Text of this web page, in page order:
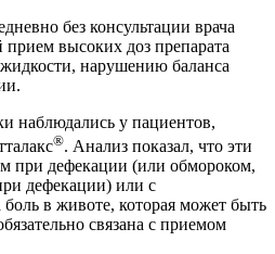
без консультации врача
высоких доз препарата
нарушению баланса
наблюдались у пациентов,
®. Анализ показал, что эти
при дефекации (или обмороком,
дефекации) или с
боль в животе, которая может быть
связана с приемом